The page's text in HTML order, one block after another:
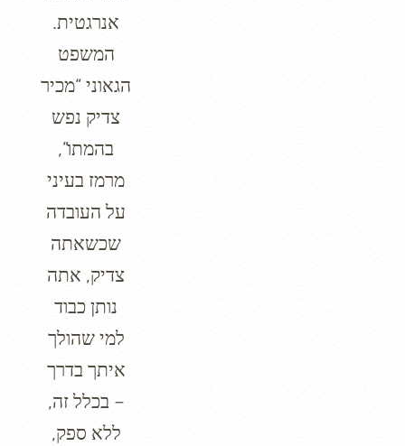
אנרגטית.
המשפט
הגאוני “מכיר
צדיק נפש
בהמתו”,
מרמז בעיני
על העובדה
שכשאתה
צדיק, אתה
נותן כבוד
למי שהולך
איתך בדרך
– בכלל זה,
ללא ספק,